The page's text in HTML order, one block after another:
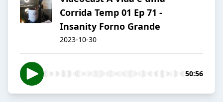
Corrida Temp 01 Ep 71 -
Insanity Forno Grande
2023-10-30
50:56